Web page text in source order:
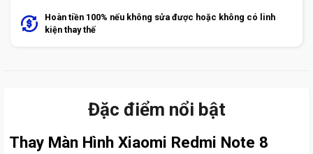
Hoàn tiền 100% nếu không sửa được hoặc không có linh
kiện thay thế
Sản phẩm tương tự
-22 % -16%